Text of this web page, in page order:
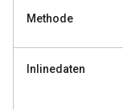
Methode
Inlinedaten